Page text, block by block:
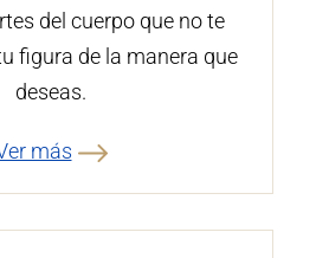
del cuerpo que no te
figura de la manera que
deseas.
más